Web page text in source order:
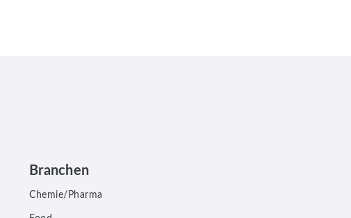
Branchen
Chemie/Pharma